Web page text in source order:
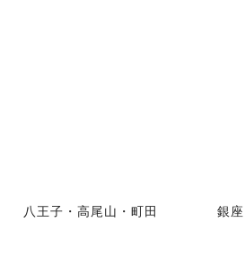
八王子・高尾山・町田 銀